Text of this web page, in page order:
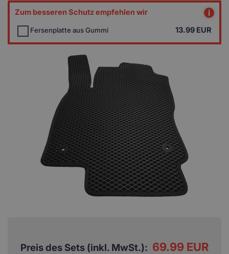
Zum besseren Schutz empfehlen wir i
Fersenplatte aus Gummi 13.99 EUR
Preis des Sets (inkl. MwSt.): 69.99 EUR